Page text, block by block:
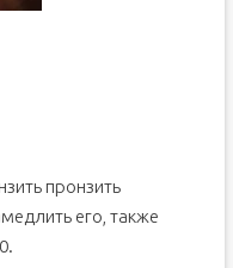
пронзить
его, также